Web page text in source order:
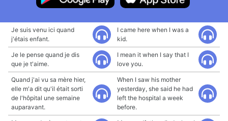
Je suis venu ici quand
j'étais enfant.
I came here when I was a
kid.
Je le pense quand je dis
que je t'aime.
I mean it when I say that I
love you.
Quand j'ai vu sa mère hier,
elle m'a dit qu'il était sorti
de l'hôpital une semaine
auparavant.
When I saw his mother
yesterday, she said he had
left the hospital a week
before.